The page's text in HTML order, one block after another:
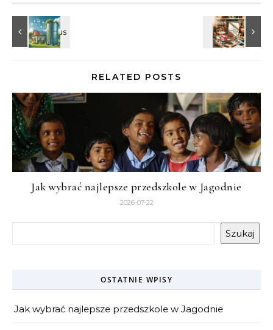
RELATED POSTS
Jak wybrać najlepsze przedszkole w Jagodnie
2026-07-22
Szukaj
OSTATNIE WPISY
Jak wybrać najlepsze przedszkole w Jagodnie